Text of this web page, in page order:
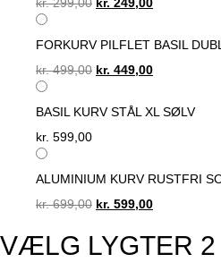
was:
is:
FORKURV PILFLET BASIL
kr.499,00 Original
was:
kr. 449,00Current
is:
BASIL KURV STÅL XL SØLV
kr. 599,00
ALUMINIUM KURV RUSTFRI
kr.699,00 Original
was:
kr. 699,00.
kr. 599,00Current
is:
kr. 599,00.
VÆLG LYGTER 2